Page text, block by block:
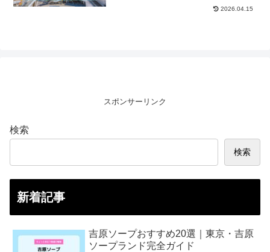
2026.04.15
スポンサーリンク
検索
検索
新着記事
吉原ソープおすすめ20選｜東京・吉原
ソープランド完全ガイド